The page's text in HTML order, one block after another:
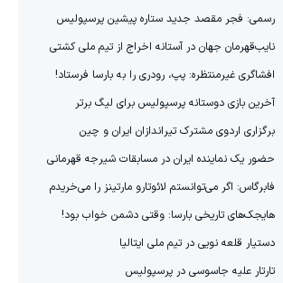
رسمی: فجر مقصد جدید ستاره پیشین پرسپولیس
نایب‌قهرمان جهان در آستانه اخراج از تیم ملی کشتی
افشاگری غیرمنتظره: پپ، رودری را به بارسا فرستاد!
آخرین بازی دوستانه پرسپولیس برای لیگ برتر
برگزاری اردوی مشترک تیراندازان ایران و چین
حضور یک نماینده ایران در مسابقات شیرجه قهرمانی
فابرگاس: اگر می‌توانستم لائوتارو مارتینز را می‌خریدم
هایجک‌های تاریخی بارسا: وقتی دشمن خواب بود!
دستیار قلعه نویی در تیم ملی ایتالیا
تارتار علیه جاسوسی در پرسپولیس